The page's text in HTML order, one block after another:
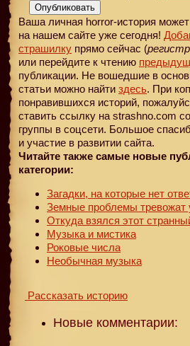
Опубликовать
Ваша личная horror-история
на нашем сайте уже сегодня!
страшилку прямо сейчас (
или перейдите к чтению
публикации. Не вошедшие в
статьи можно найти здесь. При
понравившихся историй,
ставить ссылку на strashno.com
группы в соцсети. Большое
и участие в развитии сайта.
Читайте также самые новые
категории:
Загадки, на которые нет
Земные проблемы тревожат
Откуда взялся этот
Музыка и мистика
Роковые числа
Необычная музыка
Рассказать историю
Новые комментарии: